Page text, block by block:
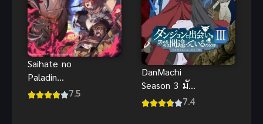
Saihate no
Paladin
Tetsusabi no
7.5
DanMachi
Season 3 มัน
ผิดรึไงถ้าใจ7.4